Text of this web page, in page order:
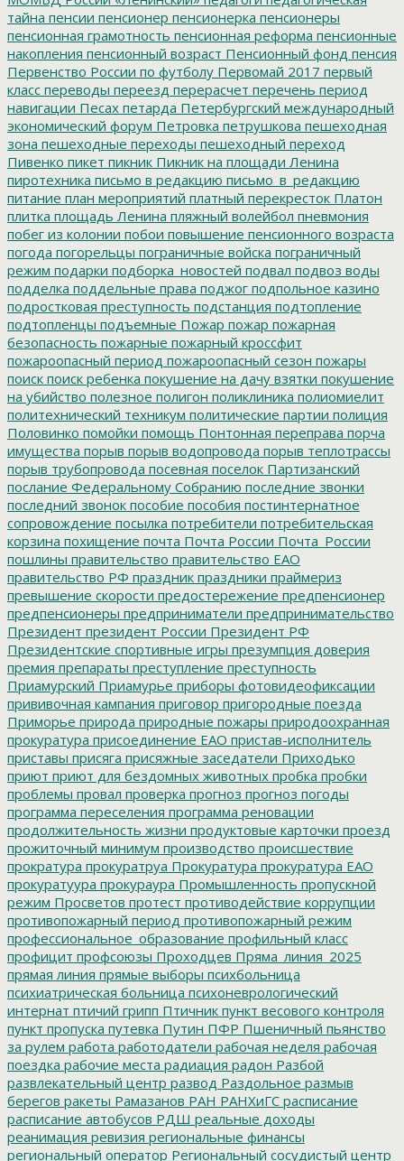
тайна пенсии пенсионер пенсионерка пенсионеры
пенсионная грамотность пенсионная реформа пенсионные
накопления пенсионный возраст Пенсионный фонд пенсия
Первенство России по футболу Первомай 2017 первый
класс переводы переезд перерасчет перечень период
навигации Песах петарда Петербургский международный
экономический форум Петровка петрушкова пешеходная
зона пешеходные переходы пешеходный переход
Пивенко пикет пикник Пикник на площади Ленина
пиротехника письмо в редакцию письмо_в_редакцию
питание план мероприятий платный перекресток Платон
плитка площадь Ленина пляжный волейбол пневмония
побег из колонии побои повышение пенсионного возраста
погода погорельцы пограничные войска пограничный
режим подарки подборка_новостей подвал подвоз воды
подделка поддельные права поджог подпольное казино
подростковая преступность подстанция подтопление
подтопленцы подъемные Пожар пожар пожарная
безопасность пожарные пожарный кроссфит
пожароопасный период пожароопасный сезон пожары
поиск поиск ребенка покушение на дачу взятки покушение
на убийство полезное полигон поликлиника полиомиелит
политехнический техникум политические партии полиция
Половинко помойки помощь Понтонная переправа порча
имущества порыв порыв водопровода порыв теплотрассы
порыв трубопровода посевная поселок Партизанский
послание Федеральному Собранию последние звонки
последний звонок пособие пособия постинтернатное
сопровождение посылка потребители потребительская
корзина похищение почта Почта России Почта_России
пошлины правительство правительство ЕАО
правительство РФ праздник праздники праймериз
превышение скорости предостережение предпенсионер
предпенсионеры предприниматели предпринимательство
Президент президент России Президент РФ
Президентские спортивные игры презумпция доверия
премия препараты преступление преступность
Приамурский Приамурье приборы фотовидеофиксации
прививочная кампания приговор пригородные поезда
Приморье природа природные пожары природоохранная
прокуратура присоединение ЕАО пристав-исполнитель
приставы присяга присяжные заседатели Приходько
приют приют для бездомных животных пробка пробки
проблемы провал проверка прогноз прогноз погоды
программа переселения программа реновации
продолжительность жизни продуктовые карточки проезд
прожиточный минимум производство происшествие
прократура прокуратруа Прокуратура прокуратура ЕАО
прокуратуура прокураура Промышленность пропускной
режим Просветов протест противодействие коррупции
противопожарный период противопожарный режим
профессиональное_образование профильный класс
профицит профсоюзы Проходцев Пряма_линия_2025
прямая линия прямые выборы психбольница
психиатрическая больница психоневрологический
интернат птичий грипп Птичник пункт весового контроля
пункт пропуска путевка Путин ПФР Пшеничный пьянство
за рулем работа работодатели рабочая неделя рабочая
поездка рабочие места радиация радон Разбой
развлекательный центр развод Раздольное размыв
берегов ракеты Рамазанов РАН РАНХиГС расписание
расписание автобусов РДШ реальные доходы
реанимация ревизия региональные финансы
региональный оператор Региональный сосудистый центр